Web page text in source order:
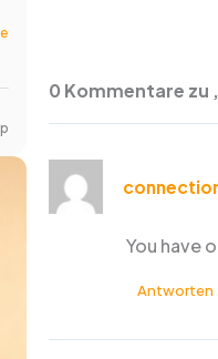
0 Kommentare
You have
Antworten